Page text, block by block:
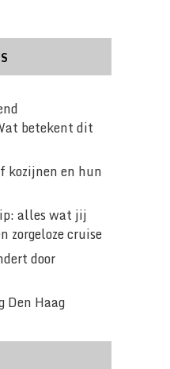
betekent dit
kozijnen en hun
alles wat jij
zorgeloze cruise
door
Den Haag